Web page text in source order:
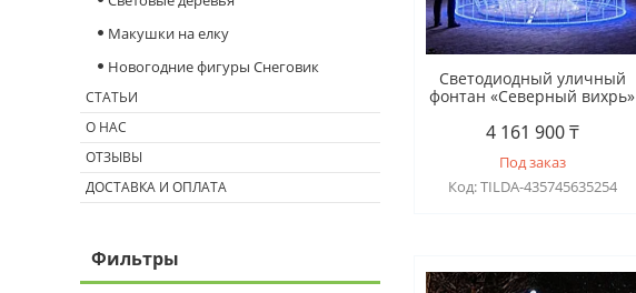
Светодиодный уличный
фонтан «Северный вихрь»
4 161 900 ₸
Под заказ
TILDA-435745635254
Макушки на елку
Новогодние фигуры Снеговик
СТАТЬИ
О НАС
ОТЗЫВЫ
ДОСТАВКА И ОПЛАТА
Фильтры